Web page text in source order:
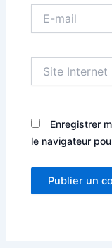
mail
Internet
Enregistrer
le navigateur